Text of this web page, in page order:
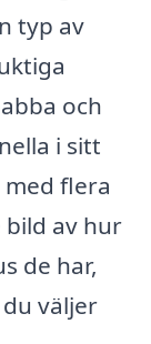
typ av
och
i sitt
flera
av hur
de har,
väljer